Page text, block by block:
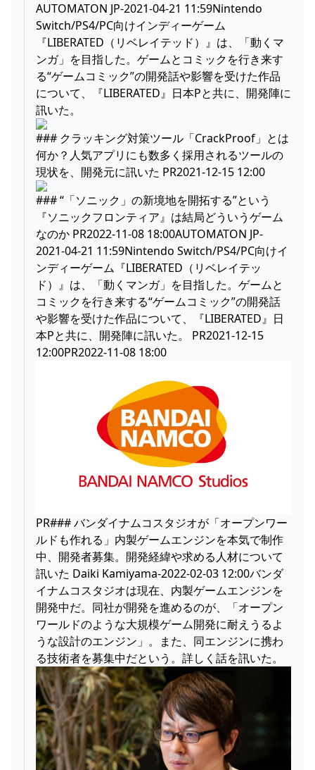
AUTOMATON JP-2021-04-21 11:59Nintendo
Switch/PS4/PC向けインディーゲーム
『LIBERATED（リベレイテッド）』は、「動くマ
ンガ」を目指した。ゲームとコミックを行き来す
る“ゲームコミック”の開発話や影響を受けた作品
について、『LIBERATED』日本Pと共に、開発陣に
訊いた。
### クラッキング対策ツール「CrackProof」とは
何か？人気アプリにも数多く採用されるツールの
現状を、開発元に訊いた PR2021-12-15 12:00
### “「ソニック」の新境地を開拓する”という
『ソニックフロンティア』は結局どういうゲーム
なのか PR2022-11-08 18:00AUTOMATON JP-
2021-04-21 11:59Nintendo Switch/PS4/PC向けイ
ンディーゲーム『LIBERATED（リベレイテッ
ド）』は、「動くマンガ」を目指した。ゲームと
コミックを行き来する“ゲームコミック”の開発話
や影響を受けた作品について、『LIBERATED』日
本Pと共に、開発陣に訊いた。 PR2021-12-15
12:00PR2022-11-08 18:00
PR### バンダイナムコスタジオが「オープンワー
ルドも作れる」内製ゲームエンジンを本気で制作
中、開発者募集。開発経緯や求める人材について
訊いた Daiki Kamiyama-2022-02-03 12:00バンダ
イナムコスタジオは現在、内製ゲームエンジンを
開発中だ。同社が開発を進めるのが、「オープン
ワールドのような大規模ゲーム開発に耐えうるよ
うな設計のエンジン」。また、同エンジンに携わ
る技術者を募集中だという。詳しく話を訊いた。